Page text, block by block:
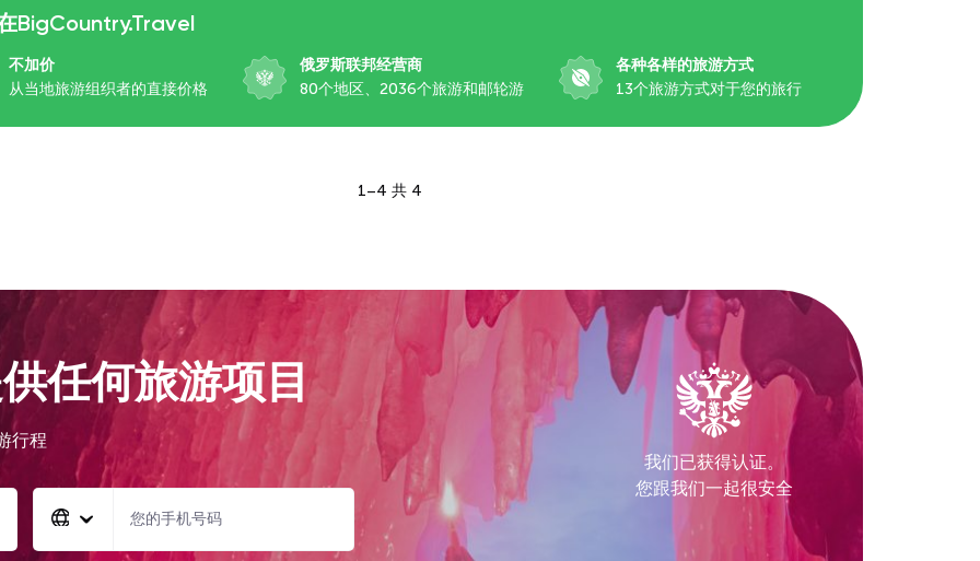
BigCountry.Travel
不加价
从当地旅游组织者的直接价格
俄罗斯联邦经营商
80个地区、2036个旅游和邮轮游
各种各样的旅游方式
13个旅游方式对于您的旅行
1–4 共 4
任何旅游项目
行程
您的手机号码
我们已获得认证。
您跟我们一起很安全